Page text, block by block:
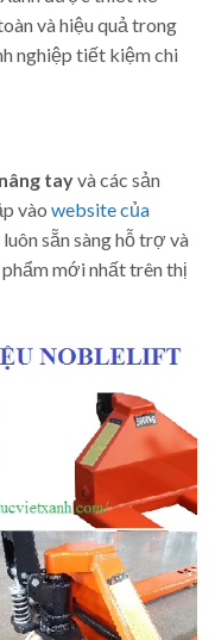
và hiệu quả trong
nghiệp tiết kiệm chi
tayvà các sản
vào website của
sẵn sàng hỗ trợ và
mới nhất trên thị